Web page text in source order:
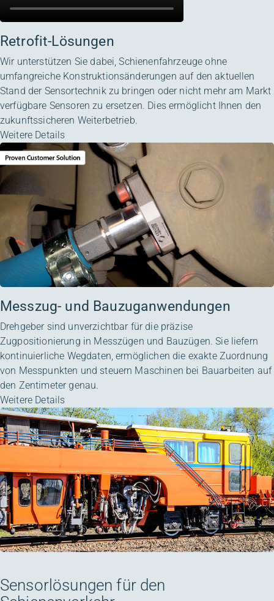
Retrofit-Lösungen
Wir unterstützen Sie dabei, Schienenfahrzeuge ohne
umfangreiche Konstruktionsänderungen auf den aktuellen
Stand der Sensortechnik zu bringen oder nicht mehr am Markt
verfügbare Sensoren zu ersetzen. Dies ermöglicht Ihnen den
zukunftssicheren Weiterbetrieb.
Weitere Details
Messzug- und Bauzuganwendungen
Drehgeber sind unverzichtbar für die präzise
Zugpositionierung in Messzügen und Bauzügen. Sie liefern
kontinuierliche Wegdaten, ermöglichen die exakte Zuordnung
von Messpunkten und steuern Maschinen bei Bauarbeiten auf
den Zentimeter genau.
Weitere Details
Sensorlösungen für den